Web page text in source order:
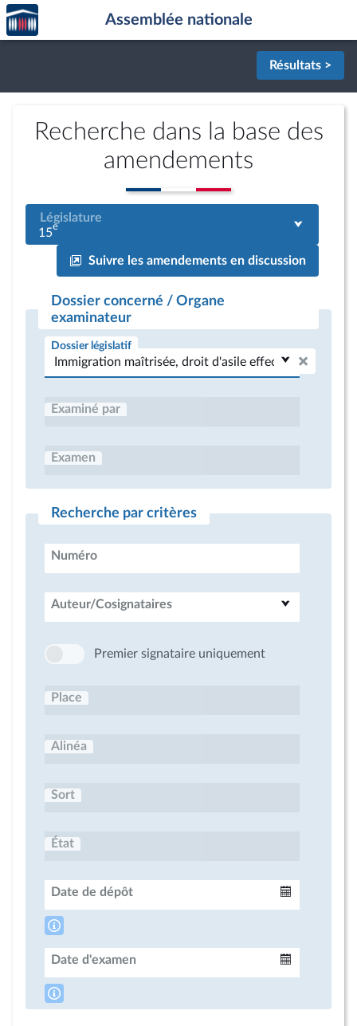
Aller au contenu
Aller en bas de la page
Accèder
à la
page
Assemblée nationale
Résultats >
Recherche dans la base des
amendements
Législature
15e
Suivre les amendements en discussion
Dossier concerné / Organe
examinateur
Dossier législatif
Examiné par
Examen
Recherche par critères
Numéro
Auteur/Cosignataires
Premier signataire uniquement
Place
Alinéa
Sort
État
Date de dépôt
Date d'examen